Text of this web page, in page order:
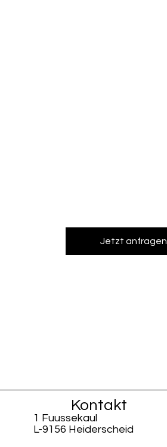
Jetzt anfragen
Kontakt
1 Fuussekaul
L-9156 Heiderscheid